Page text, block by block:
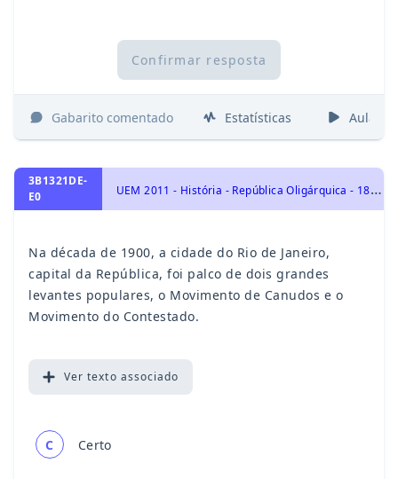
Confirmar resposta
Gabarito comentado Estatísticas Aulas
3B1321DE-
E0
U
EM 2011 - História - República Oligárquica - 1889 a 1930, História do Brasil
Na década de 1900, a cidade do Rio de Janeiro,
capital da República, foi palco de dois grandes
levantes populares, o Movimento de Canudos e o
Movimento do Contestado.
Ver texto associado
C Certo